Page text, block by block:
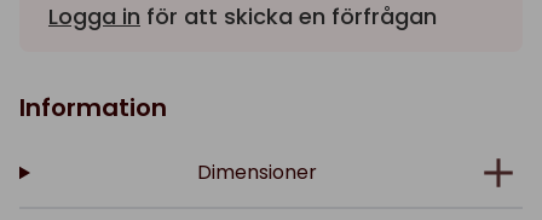
Logga in för att skicka en förfrågan
Information
Dimensioner